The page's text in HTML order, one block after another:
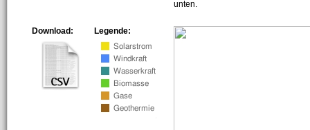
unten.
Legende:
Download: